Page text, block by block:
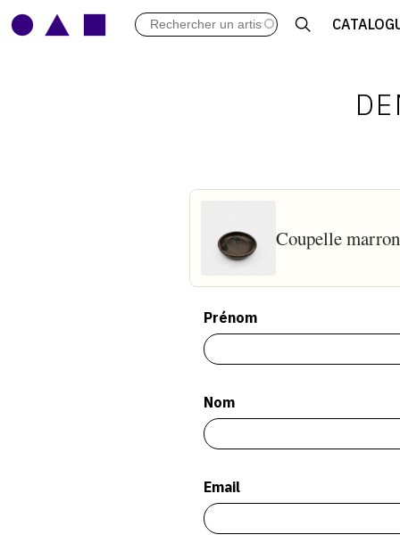
ARCHIVES DES EXPOSITIONS
LIBRAIRIE : LIVRES &
LEXIQUE ARTISTIQUE
Coupelle
Prénom
Nom
Email